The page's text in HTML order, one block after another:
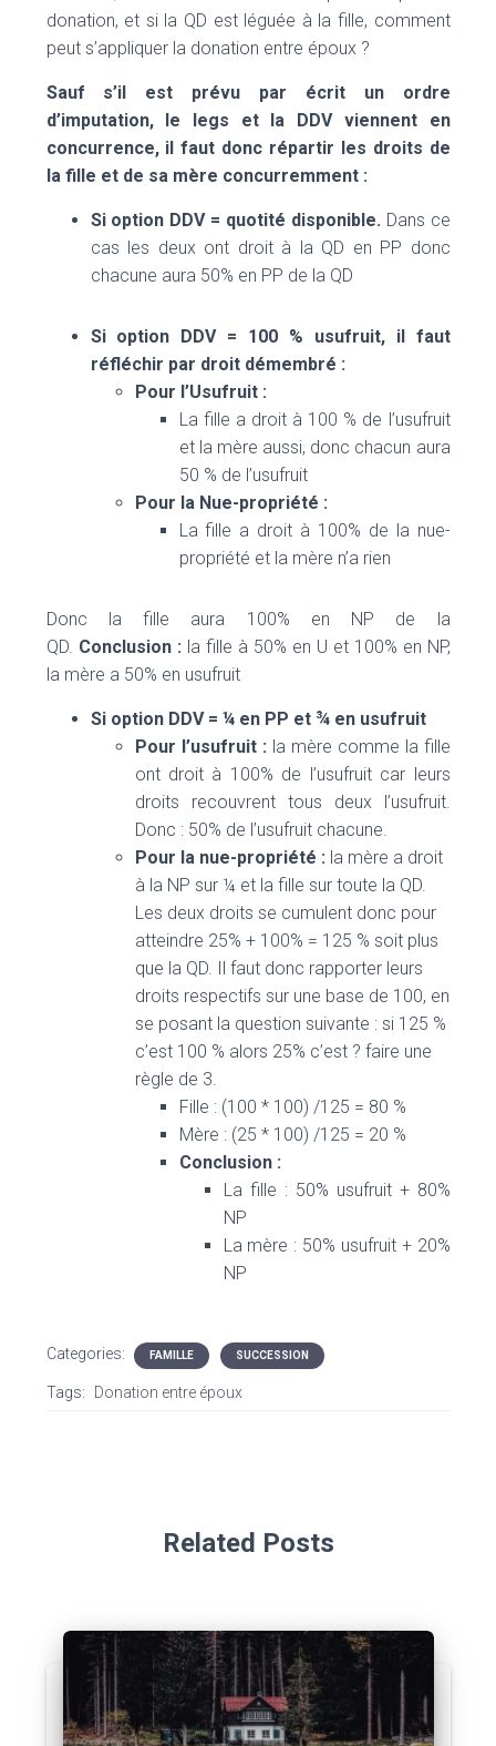
donation, et si la QD est léguée à la fille, comment
peut s’appliquer la donation entre époux ?
Sauf s’il est prévu par écrit un ordre
d’imputation, le legs et la DDV viennent en
concurrence, il faut donc répartir les droits de
la fille et de sa mère concurremment :
Si option DDV = quotité disponible. Dans ce
cas les deux ont droit à la QD en PP donc
chacune aura 50% en PP de la QD
Si option DDV = 100 % usufruit, il faut
réfléchir par droit démembré :
Pour l’Usufruit :
La fille a droit à 100 % de l’usufruit
et la mère aussi, donc chacun aura
50 % de l’usufruit
Pour la Nue-propriété :
La fille a droit à 100% de la nue-
propriété et la mère n’a rien
Donc la fille aura 100% en NP de la
QD. Conclusion : la fille à 50% en U et 100% en NP,
la mère a 50% en usufruit
Si option DDV = ¼ en PP et ¾ en usufruit
Pour l’usufruit : la mère comme la fille
ont droit à 100% de l’usufruit car leurs
droits recouvrent tous deux l’usufruit.
Donc : 50% de l’usufruit chacune.
Pour la nue-propriété : la mère a droit
à la NP sur ¼ et la fille sur toute la QD.
Les deux droits se cumulent donc pour
atteindre 25% + 100% = 125 % soit plus
que la QD. Il faut donc rapporter leurs
droits respectifs sur une base de 100, en
se posant la question suivante : si 125 %
c’est 100 % alors 25% c’est ? faire une
règle de 3.
Fille : (100 * 100) /125 = 80 %
Mère : (25 * 100) /125 = 20 %
Conclusion :
La fille : 50% usufruit + 80%
NP
La mère : 50% usufruit + 20%
NP
Categories: FAMILLE SUCCESSION
Tags: Donation entre époux
Related Posts